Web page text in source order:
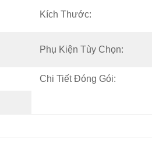
Kích Thước:
Phụ Kiện Tùy Chọn:
Chi Tiết Đóng Gói: